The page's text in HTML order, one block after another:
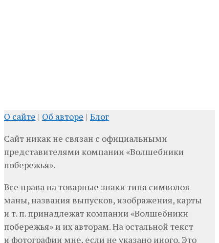
О сайте | Об авторе | Блог
Сайт никак не связан с официальными
представителями компании «Волшебники
побережья».
Все права на товарные знаки типа символов
маны, названия выпусков, изображения, карты
и т. п. принадлежат компании «Волшебники
побережья» и их авторам. На остальной текст
и фотографии мне, если не указано иного. Это